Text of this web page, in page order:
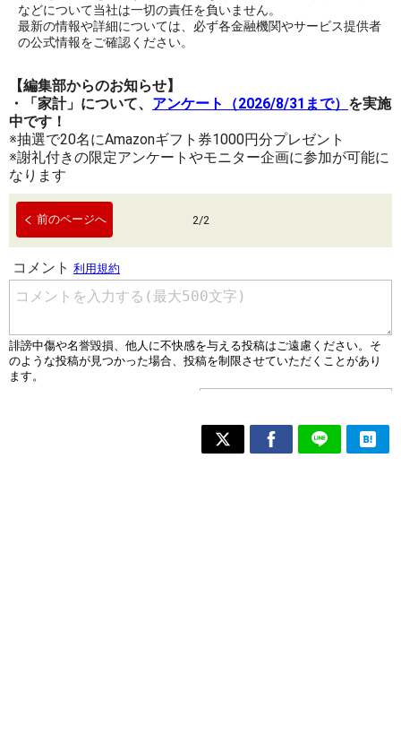
などについて当社は一切の責任を負いません。
最新の情報や詳細については、必ず各金融機関やサービス提供者
の公式情報をご確認ください。
【編集部からのお知らせ】
・「家計」について、 アンケート（2026/8/31まで） を実施
中です！
※抽選で20名にAmazonギフト券1000円分プレゼント
※謝礼付きの限定アンケートやモニター企画に参加が可能に
なります
前のページへ 2/2